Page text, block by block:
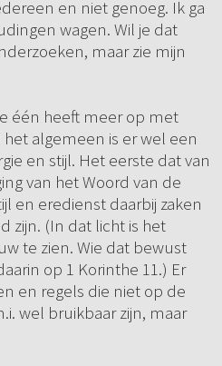
en niet genoeg. Ik ga
wagen. Wil je dat
maar zie mijn
één heeft meer op met
algemeen is er wel een
en stijl. Het eerste dat van
van het Woord van de
en eredienst daarbij zaken
zijn. (In dat licht is het
te zien. Wie dat bewust
op 1 Korinthe 11.) Er
en regels die niet op de
wel bruikbaar zijn, maar